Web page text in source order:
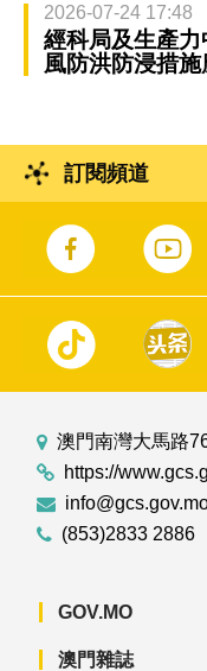
2026-07-24 17:48
經科局及生產
風防洪防浸措
訂閱頻道
澳門南灣大馬路
https://
(853)2833 2886
GOV.MO
澳門雜誌